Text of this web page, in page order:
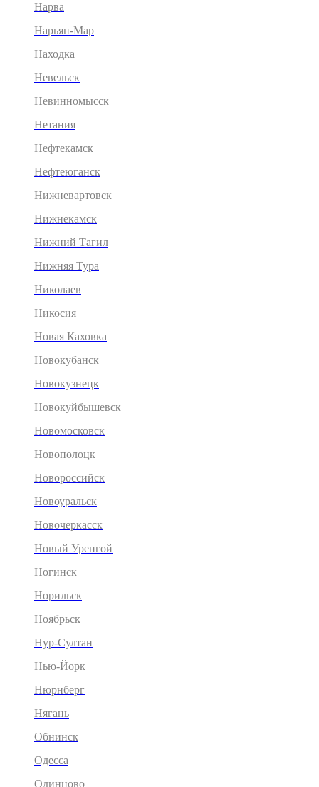
Нарва
Нарьян-Мар
Находка
Невельск
Невинномысск
Нетания
Нефтекамск
Нефтеюганск
Нижневартовск
Нижнекамск
Нижний Тагил
Нижняя Тура
Николаев
Никосия
Новая Каховка
Новокубанск
Новокузнецк
Новокуйбышевск
Новомосковск
Новополоцк
Новороссийск
Новоуральск
Новочеркасск
Новый Уренгой
Ногинск
Норильск
Ноябрьск
Нур-Султан
Нью-Йорк
Нюрнберг
Нягань
Обнинск
Одесса
Одинцово